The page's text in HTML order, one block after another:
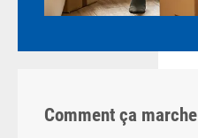
Comment ça marche